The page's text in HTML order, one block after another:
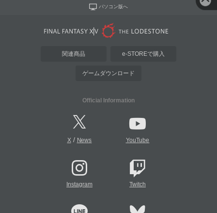
パソコン版へ
関連商品 e-STOREで購入
ゲームダウンロード
Official Information
X/ News YouTube
Instagram Twitch